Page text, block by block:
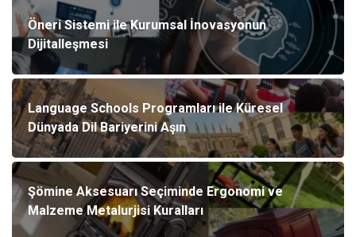
Öneri Sistemi ile Kurumsal İnovasyonun
Dijitalleşmesi
Language Schools Programları ile Küresel
Dünyada Dil Bariyerini Aşın
Şömine Aksesuarı Seçiminde Ergonomi ve
Malzeme Metalurjisi Kuralları